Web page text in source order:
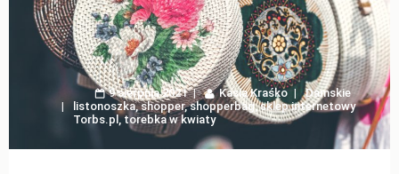
9 sierpnia 2021 Kasia Kraśko
Damskie
listonoszka,shopper,shopperbag,sklep internetowy
Torbs.pl ,torebka w kwiaty